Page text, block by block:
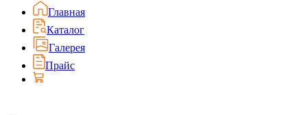
Главная
Каталог
Галерея
Прайс